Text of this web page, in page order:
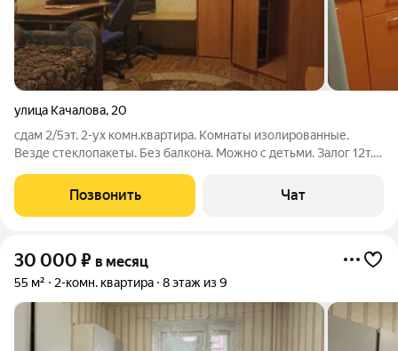
улица Качалова, 20
сдам 2/5эт. 2-ух комн.квартира. Комнаты изолированные.
Везде стеклопакеты. Без балкона. Можно с детьми. Залог 12т.р.
платежеспособных жильцов, в том числе и командировочных,
семьи, пары. Комиссия
Позвонить Чат
30 000 ₽ в месяц
55 м² 2-комн. квартира 8 этаж из 9